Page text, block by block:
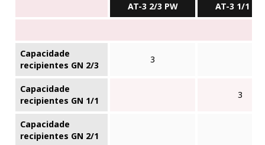
AT-3 2/3 PW AT-3 1/1 PW
Capacidade
recipientes GN 2/3
3
Capacidade
recipientes GN 1/1
3
Capacidade
recipientes GN 2/1